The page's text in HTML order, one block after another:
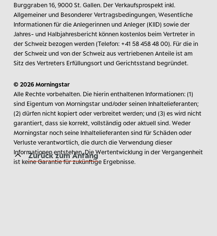
Burggraben 16, 9000 St. Gallen. Der Verkaufsprospekt inkl.
Allgemeiner und Besonderer Vertragsbedingungen, Wesentliche
Informationen für die Anlegerinnen und Anleger (KIID) sowie der
Jahres- und Halbjahresbericht können kostenlos beim Vertreter in
der Schweiz bezogen werden (Telefon: +41 58 458 48 00). Für die in
der Schweiz und von der Schweiz aus vertriebenen Anteile ist am
Sitz des Vertreters Erfüllungsort und Gerichtsstand begründet.
© 2026 Morningstar
Alle Rechte vorbehalten. Die hierin enthaltenen Informationen: (1)
sind Eigentum von Morningstar und/oder seinen Inhaltelieferanten;
(2) dürfen nicht kopiert oder verbreitet werden; und (3) es wird nicht
garantiert, dass sie korrekt, vollständig oder aktuell sind. Weder
Morningstar noch seine Inhaltelieferanten sind für Schäden oder
Verluste verantwortlich, die durch die Verwendung dieser
Informationen entstehen. Die Wertentwicklung in der Vergangenheit
ist keine Garantie für zukünftige Ergebnisse.
Zurück zum Anfang